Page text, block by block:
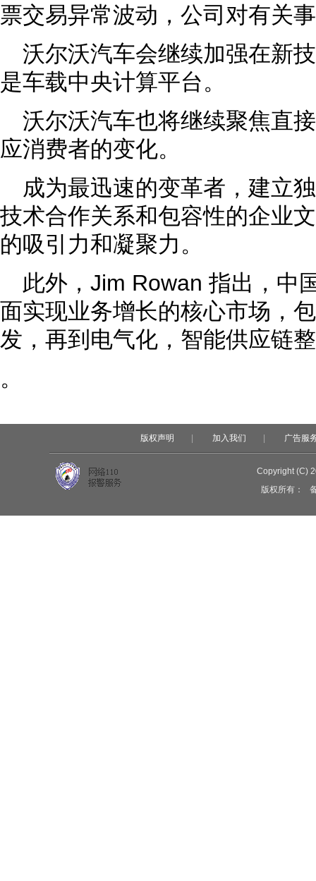
票交易异常波动，公司对有关
沃尔沃汽车会继续加强在新
是车载中央计算平台。
沃尔沃汽车也将继续聚焦直
应消费者的变化。
成为最迅速的变革者，建立
技术合作关系和包容性的企业
的吸引力和凝聚力。
此外，Jim Rowan 指出，中
面实现业务增长的核心市场，
发，再到电气化，智能供应链
。
版权声明 加入我们 广告服
Copyright (C)
版权所有：